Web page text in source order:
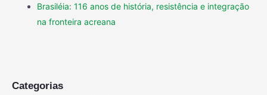
Brasiléia: 116 anos de história, resistência e integração
na fronteira acreana
Categorias